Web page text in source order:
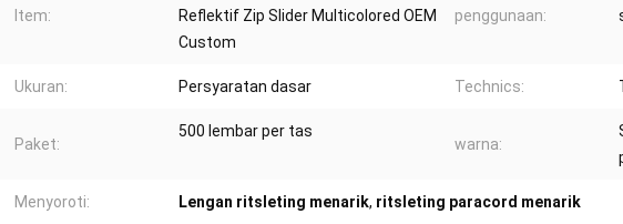
Item:
Reflektif Zip Slider Multicolored OEM
Custom
penggunaan:
Ukuran: Persyaratan dasar Technics:
Paket:
500 lembar per tas
warna:
Menyoroti: Lengan ritsleting menarik, ritsleting paracord menarik